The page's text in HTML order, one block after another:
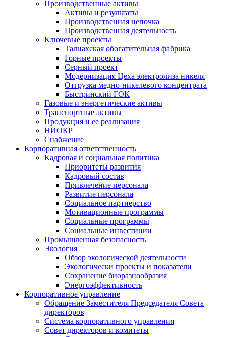
Производственные активы
Активы и результаты
Производственная цепочка
Производственная деятельность
Ключевые проекты
Талнахская обогатительная фабрика
Горные проекты
Серный проект
Модернизация Цеха электролиза никеля
Отгрузка медно-никелевого концентрата
Быстринский ГОК
Газовые и энергетические активы
Транспортные активы
Продукция и ее реализация
НИОКР
Снабжение
Корпоративная ответственность
Кадровая и социальная политика
Приоритеты развития
Кадровый состав
Привлечение персонала
Развитие персонала
Социальное партнерство
Мотивационные программы
Социальные программы
Социальные инвестиции
Промышленная безопасность
Экология
Обзор экологической деятельности
Экологически проекты и показатели
Сохранение биоразнообразия
Энергоэффективность
Корпоративное управление
Обращение Заместителя Председателя Совета
директоров
Система корпоративного управления
Совет директоров и комитеты